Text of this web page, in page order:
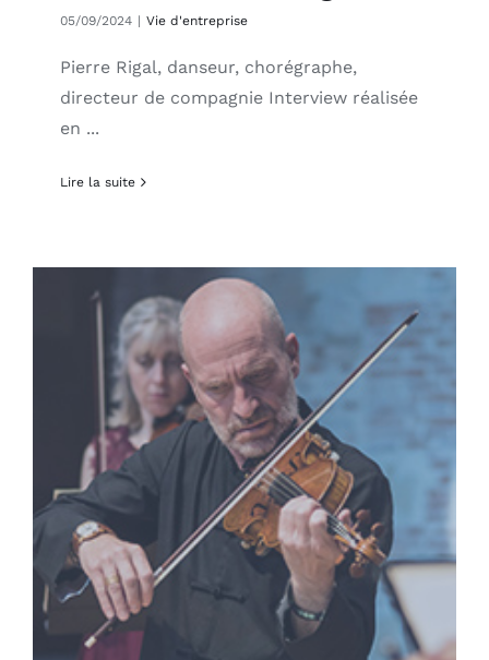
05/09/2024 | Vie d'entreprise
Pierre Rigal, danseur, chorégraphe,
directeur de compagnie Interview réalisée
en ...
Lire la suite